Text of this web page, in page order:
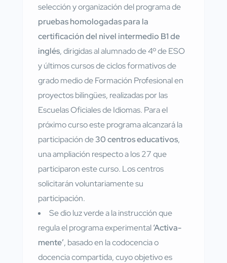
selección y organización del programa de
pruebas homologadas para la
certificación del nivel intermedio B1 de
inglés, dirigidas al alumnado de 4º de ESO
y últimos cursos de ciclos formativos de
grado medio de Formación Profesional en
proyectos bilingües, realizadas por las
Escuelas Oficiales de Idiomas. Para el
próximo curso este programa alcanzará la
participación de30 centros educativos,
una ampliación respecto a los 27 que
participaron este curso. Los centros
solicitarán voluntariamente su
participación.
Se dio luz verde a la instrucción que
regula el programa experimental‘Activa-
mente’, basado en la codocencia o
docencia compartida, cuyo objetivo es